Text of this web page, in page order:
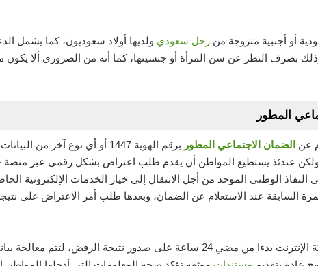
أو أجنبية متزوجة من رجل سعودي ولديها أولاد سعوديون، كما يشمل
وذلك بصرف النظر عن سن المرأة أو جنسيتها، كما أنه من الضروري ألا
المطور
عن الضمان الاجتماعي المطور
برقم الهوية 1447 أو أي نوع آخر من
ولكن عندئذ يستطيع المواطن أن يقدم طلب اعتراض بشكل رقمي عبر
الوطني الموحد من أجل الانتقال إلى خيار الخدمات الإلكترونية
السابقة عند الاستعلام عن الضمان، وبعدها طلب أمر الاعتراض على
من الجدير بالذكر أنه يحق للمواطن تقديم الاعتراض عبر شبكة الإنترنت بدءا من مضي 24 ساعة على صدور نتيجة